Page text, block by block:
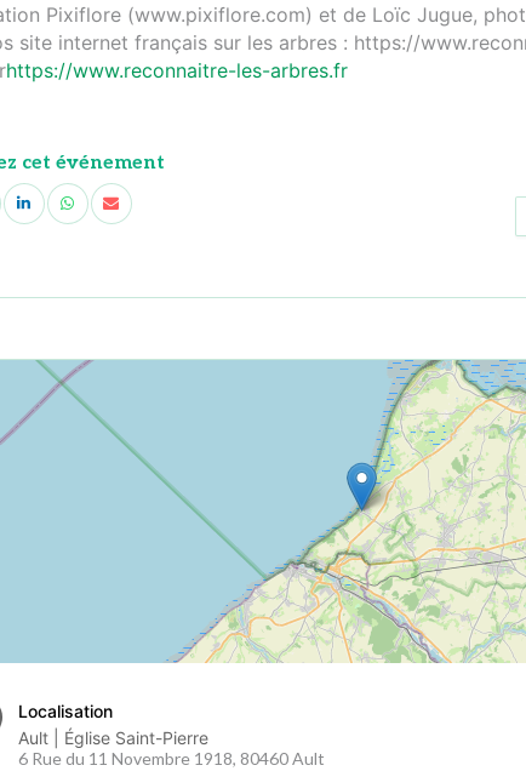
Pixiflore (www.pixiflore.com) et de Loïc Jugue,
site internet français sur les arbres : https://
https://www.reconnaitre-les-arbres.fr
cet événement
Localisation
Ault | Église Saint-Pierre
6 Rue du 11 Novembre 1918, 80460 Ault